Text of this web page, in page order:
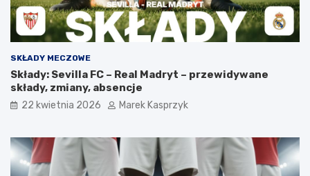
SKŁADY MECZOWE
Składy: Sevilla FC – Real Madryt – przewidywane
składy, zmiany, absencje
22 kwietnia 2026 Marek Kasprzyk